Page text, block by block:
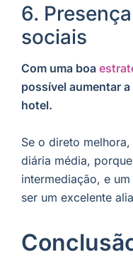
6.
sociais
Com uma boa
possível aumentar
hotel.
Se o direto
diária média,
intermediação, e
ser um excelente